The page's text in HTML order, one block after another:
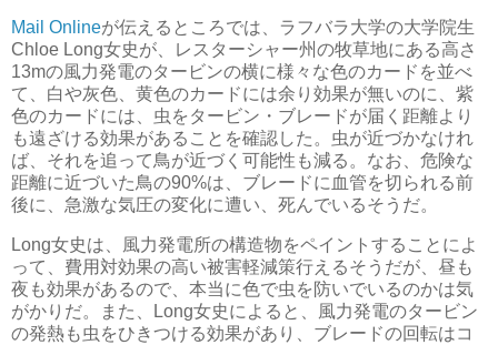
Mail Onlineが伝えるところでは、ラフバラ大学の大学院生
Chloe Long女史が、レスターシャー州の牧草地にある高さ
13mの風力発電のタービンの横に様々な色のカードを並べ
て、白や灰色、黄色のカードには余り効果が無いのに、紫
色のカードには、虫をタービン・ブレードが届く距離より
も遠ざける効果があることを確認した。虫が近づかなけれ
ば、それを追って鳥が近づく可能性も減る。なお、危険な
距離に近づいた鳥の90%は、ブレードに血管を切られる前
後に、急激な気圧の変化に遭い、死んでいるそうだ。
Long女史は、風力発電所の構造物をペイントすることによ
って、費用対効果の高い被害軽減策行えるそうだが、昼も
夜も効果があるので、本当に色で虫を防いでいるのかは気
がかりだ。また、Long女史によると、風力発電のタービン
の発熱も虫をひきつける効果があり、ブレードの回転はコ